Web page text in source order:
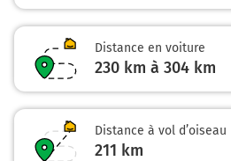
A104
BORDEAUX
NANTES-LYON
MARNE LA VALLÉE
SARCELLES
PARIS-EST
BOBIGNY
Distance en voiture
230 km à 304 km
Distance à vol d’oiseau
211 km